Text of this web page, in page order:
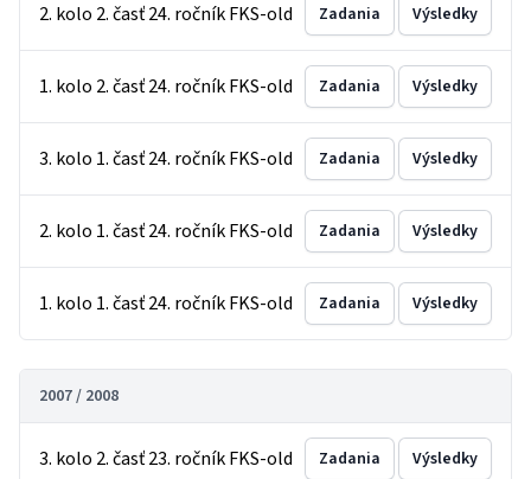
2. kolo 2. časť 24. ročník FKS-old Zadania Výsledky
1. kolo 2. časť 24. ročník FKS-old Zadania Výsledky
3. kolo 1. časť 24. ročník FKS-old Zadania Výsledky
2. kolo 1. časť 24. ročník FKS-old Zadania Výsledky
1. kolo 1. časť 24. ročník FKS-old Zadania Výsledky
2007 / 2008
3. kolo 2. časť 23. ročník FKS-old Zadania Výsledky